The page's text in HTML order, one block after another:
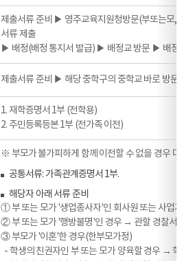
제출서류 준비 ▶ 영주교육지원청방문(부또는모,
서류 제출
▶ 배정(배정 통지서 발급) ▶ 배정교 방문 ▶ 배정
제출서류 준비 ▶ 해당 중학구의 중학교 바로 방문
1. 재학증명서 1부 (전학용)
2. 주민등록등본 1부 (전가족 이전)
※ 부모가 불가피하게 함께 이전할 수 없을 경우 다
공통서류: 가족관계증명서 1부.
해당자 아래 서류 준비
① 부 또는 모가 '생업종사자'인 회사원 또는 사업
② 부 또는 모가 '행방불명'인 경우 → 관할 경찰서
③ 부모가 '이혼'한 경우(한부모가정)
- 학생의 친권자인 부 또는 모가 양육할 경우 →